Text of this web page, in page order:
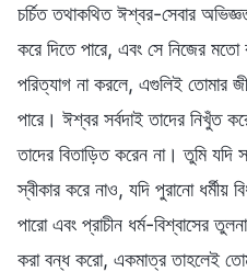
চর্চিত তথাকথিত ঈশ্বর-সেবার
করে দিতে পারে, এবং সে নিজের
পরিত্যাগ না করলে, এগুলিই তোমার
পারে। ঈশ্বর সর্বদাই তাদের নিখুঁত
তাদের বিতাড়িত করেন না। তুমি যদি
স্বীকার করে নাও, যদি পুরানো ধর্মীয়
পারো এবং প্রাচীন ধর্ম-বিশ্বাসের
করা বন্ধ করো, একমাত্র তাহলেই